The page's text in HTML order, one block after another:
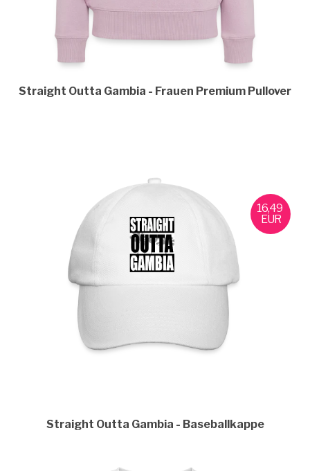
Straight Outta Gambia Frauen Premium Pullover
Straight Outta Gambia Baseballkappe
16,49
EUR